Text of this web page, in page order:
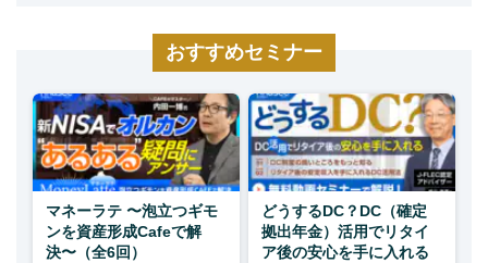
おすすめセミナー
マネーラテ 〜泡立つギモ
ンを資産形成Cafeで解
決〜（全6回）
どうするDC？DC（確定
拠出年金）活用でリタイ
ア後の安心を手に入れる